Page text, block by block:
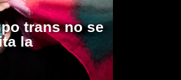
trans no se
la